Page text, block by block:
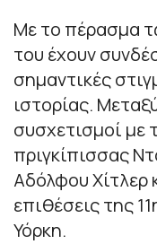
Με το πέρασμα
του έχουν
σημαντικές
ιστορίας.
συσχετισμοί με
πριγκίπισσας
Αδόλφου Χίτλερ
επιθέσεις της
Υόρκη.